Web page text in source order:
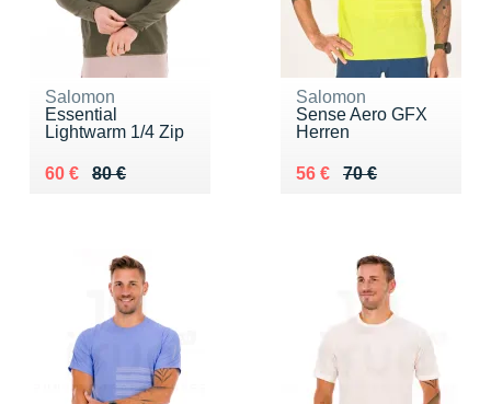
Salomon
Essential
Lightwarm 1/4 Zip
80 €
Au lieu de 80 €
60 €
Vendu 60 €
Salomon
Sense Aero GFX
Herren
70 €
Au lieu de 70 €
56 €
Vendu 56 €